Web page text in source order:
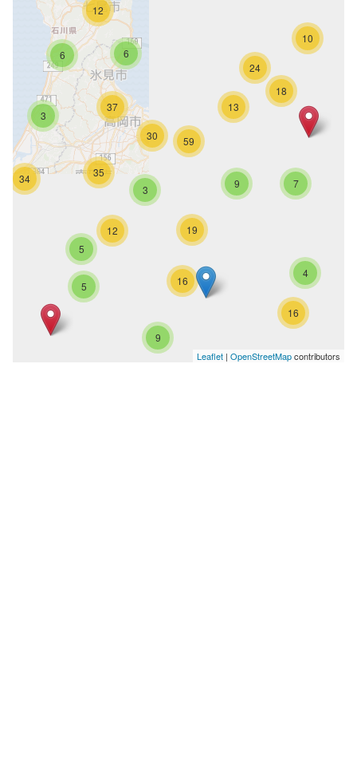
3
30
9
24
3
18
9
13
6
19
16
5
5
35
12
7
37
34
10
6
12
4
16
59
Leaflet | OpenStreetMapcontributors